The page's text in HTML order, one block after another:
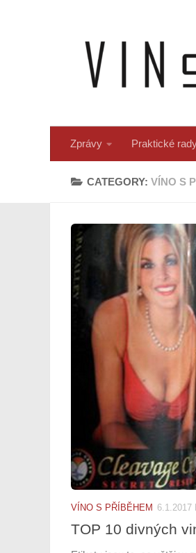
Zprávy Praktické
CATEGORY:VÍNO S
VÍNO S PŘÍBĚHEM 6.1.2017
TOP 10 divných